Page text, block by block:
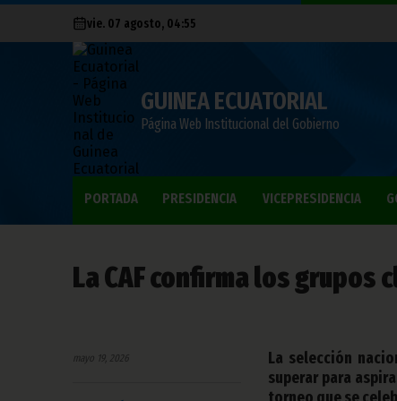
vie. 07 agosto, 04:55
GUINEA ECUATORIAL
Página Web Institucional del Gobierno
PORTADA PRESIDENCIA VICEPRESIDENCIA
La CAF confirma los grupos
mayo 19, 2026
La selección
superar para